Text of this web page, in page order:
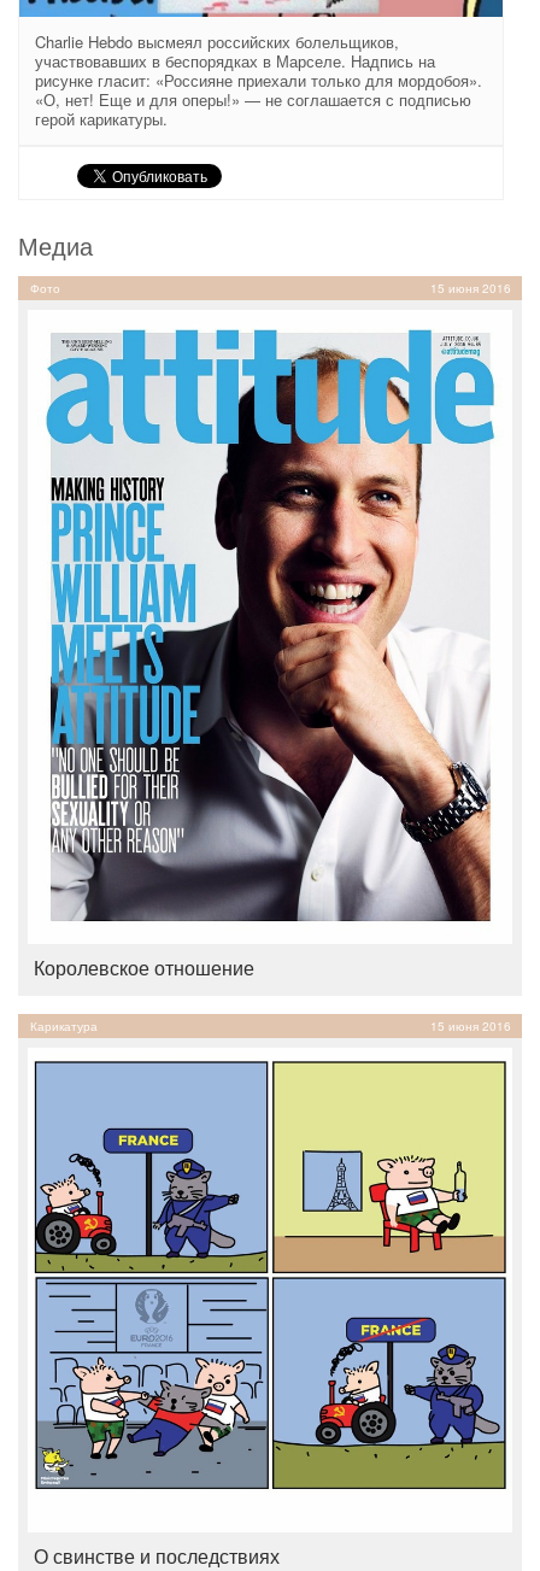
Charlie Hebdo высмеял российских болельщиков,
участвовавших в беспорядках в Марселе. Надпись на
рисунке гласит: «Россияне приехали только для мордобоя».
«О, нет! Еще и для оперы!» — не соглашается с подписью
герой карикатуры.
Медиа
Фото 15 июня 2016
Королевское отношение
Карикатура 15 июня 2016
О свинстве и последствиях